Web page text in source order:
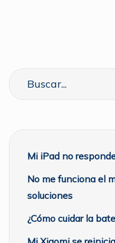
Mi iPad no
No me funciona el
soluciones
¿Cómo cuidar la